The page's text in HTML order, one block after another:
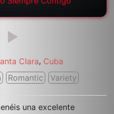
Clara, Cuba
Romantic Variety
una excelente